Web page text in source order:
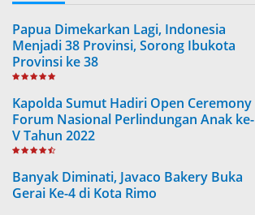
Papua Dimekarkan Lagi, Indonesia
Menjadi 38 Provinsi, Sorong Ibukota
Provinsi ke 38
Kapolda Sumut Hadiri Open Ceremony
Forum Nasional Perlindungan Anak ke-
V Tahun 2022
Banyak Diminati, Javaco Bakery Buka
Gerai Ke-4 di Kota Rimo